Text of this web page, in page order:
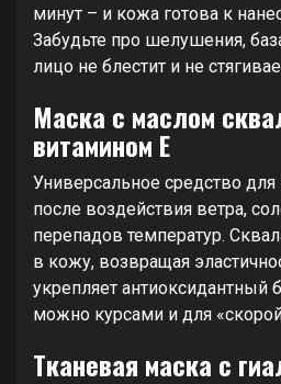
минут – и кожа готова к
Забудьте про шелушения,
лицо не блестит и не
Маска с маслом
витамином Е
Универсальное средство для
после воздействия ветра,
перепадов температур.
в кожу, возвращая
укрепляет антиоксидантный
можно курсами и для
Тканевая маска с